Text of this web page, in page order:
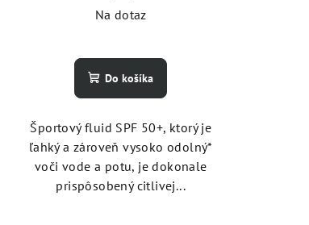
Na dotaz
Do košíka
Športový fluid SPF 50+, ktorý je
ľahký a zároveň vysoko odolný*
voči vode a potu, je dokonale
prispôsobený citlivej...